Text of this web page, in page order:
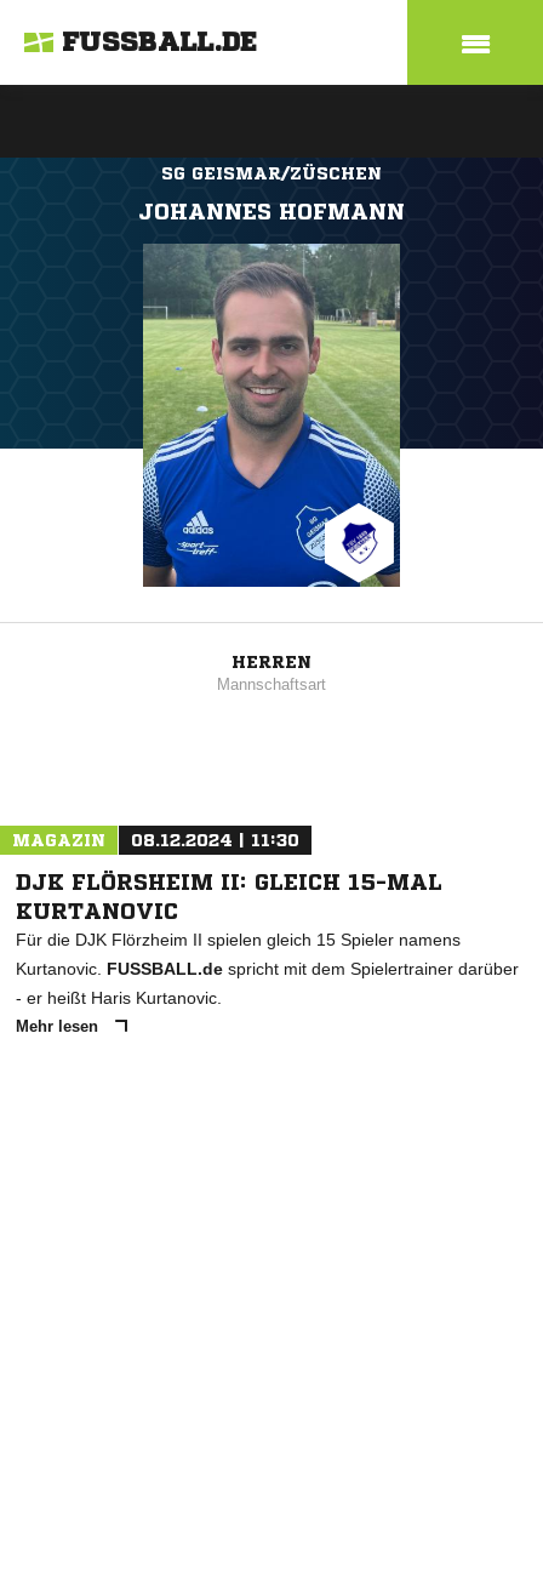
FUSSBALL.DE
SG GEISMAR/ZÜSCHEN
JOHANNES HOFMANN
HERREN
Mannschaftsart
MAGAZIN 08.12.2024 | 11:30
DJK FLÖRSHEIM II: GLEICH 15-MAL
KURTANOVIC
Für die DJK Flörzheim II spielen gleich 15 Spieler namens
Kurtanovic. FUSSBALL.de spricht mit dem Spielertrainer darüber
- er heißt Haris Kurtanovic.
Mehr lesen